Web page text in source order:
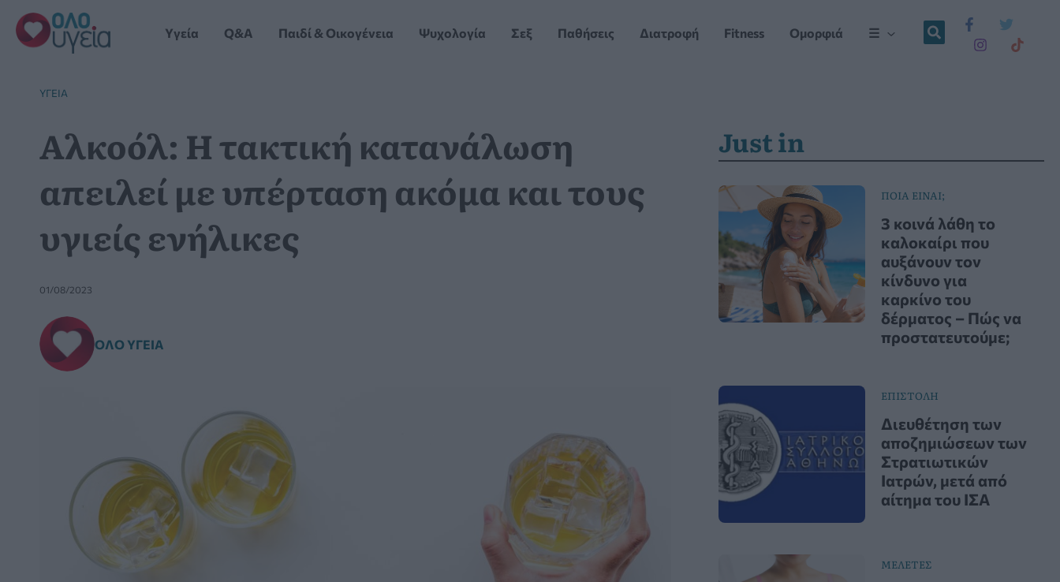
Μετάβαση
στο
περιεχόμενο
Yγεία Q&A Παιδί & Οικογένεια Ψυχολογία Σεξ Παθήσεις Διατροφή Fitness Ομορφιά ☰
YΓΕΊΑ
Αλκοόλ: Η τακτική κατανάλωση
απειλεί με υπέρταση ακόμα και τους
υγιείς ενήλικες
01/08/2023
ΌΛΟ ΥΓΕΊΑ
Just in
ΠΟΙΑ ΕΙΝΑΙ;
3 κοινά λάθη το
καλοκαίρι που
αυξάνουν τον
κίνδυνο για
καρκίνο του
δέρματος – Πώς να
προστατευτούμε;
ΕΠΙΣΤΟΛΗ
Διευθέτηση των
αποζημιώσεων των
Στρατιωτικών
Ιατρών, μετά από
αίτημα του ΙΣΑ
ΜΕΛΕΤΕΣ